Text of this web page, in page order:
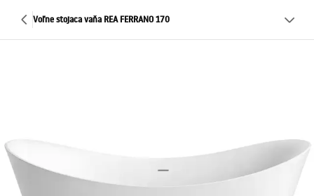
Voľne stojaca vaňa REA FERRANO 170